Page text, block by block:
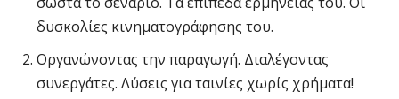
δυσκολίες κινηματογράφησης του.
Οργανώνοντας την παραγωγή. Διαλέγοντας
συνεργάτες. Λύσεις για ταινίες χωρίς χρήματα!